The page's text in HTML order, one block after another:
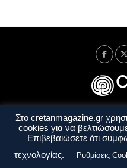
Ταυτότητα
Όροι
Στο cretanmagazine.gr
cookies για να
Επιβεβαιώσετε ότι
τεχνολογίας.
Ρυθμίσεις